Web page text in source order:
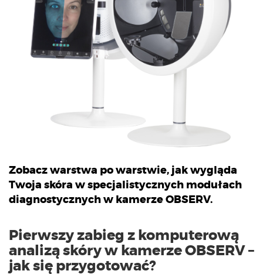
Zobacz warstwa po warstwie, jak wygląda
Twoja skóra w specjalistycznych modułach
diagnostycznych w kamerze OBSERV.
Pierwszy zabieg z komputerową
analizą skóry w kamerze OBSERV –
jak się przygotować?